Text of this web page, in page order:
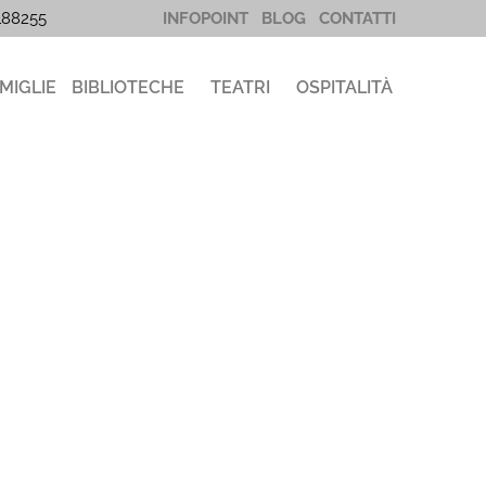
INFOPOINT BLOG CONTATTI
BIBLIOTECHE TEATRI OSPITALITÀ